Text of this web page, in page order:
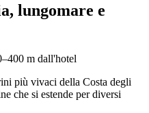
lungomare e
m dall'hotel
più vivaci della Costa degli
che si estende per diversi